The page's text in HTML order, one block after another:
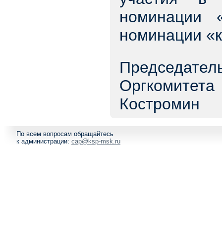
номинации
номинации
Костромин
По всем вопросам обращайтесь
к администрации: cap@ksp-msk.ru